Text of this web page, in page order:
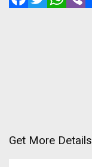
Get More Details